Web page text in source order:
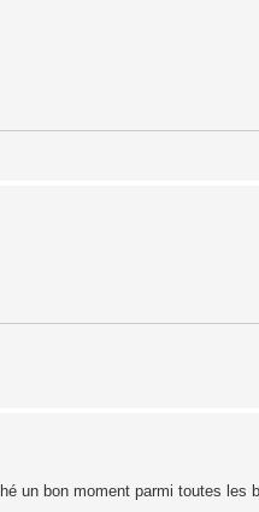
un bon moment parmi toutes les